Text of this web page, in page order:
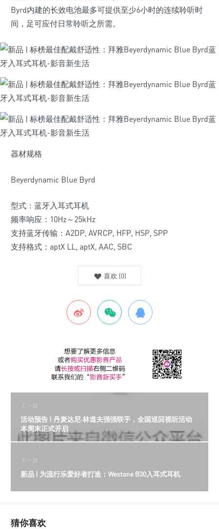
Byrd内建的长效电池最多可提供至少6小时的连续聆听时
间，足可应付日常聆听之所需。
器材规格
Beyerdynamic Blue Byrd
型式：蓝牙入耳式耳机
频率响应：10Hz～25kHz
支持蓝牙传输：A2DP, AVRCP, HFP, HSP, SPP
支持格式：aptX LL, aptX, AAC, SBC
喜欢 (0)
上一篇
活动预告 | 丹麦达尼·林道夫强强联手，全国巡回视听活动
本周末正式开启
下一篇
新品 | 为流行乐爱好者打造：Westone B30入耳式耳机
猜你喜欢